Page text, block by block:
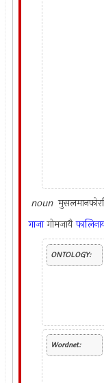
noun
गाजागोमजायै
ONTOLOGY:
Wordnet: